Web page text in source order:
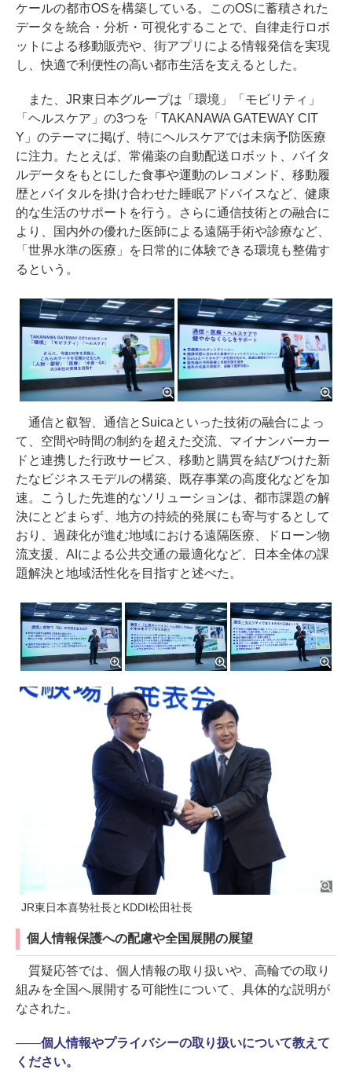
ケールの都市OSを構築している。このOSに蓄積された
データを統合・分析・可視化することで、自律走行ロボ
ットによる移動販売や、街アプリによる情報発信を実現
し、快適で利便性の高い都市生活を支えるとした。
また、JR東日本グループは「環境」「モビリティ」
「ヘルスケア」の3つを「TAKANAWA GATEWAY CIT
Y」のテーマに掲げ、特にヘルスケアでは未病予防医療
に注力。たとえば、常備薬の自動配送ロボット、バイタ
ルデータをもとにした食事や運動のレコメンド、移動履
歴とバイタルを掛け合わせた睡眠アドバイスなど、健康
的な生活のサポートを行う。さらに通信技術との融合に
より、国内外の優れた医師による遠隔手術や診療など、
「世界水準の医療」を日常的に体験できる環境も整備す
るという。
通信と叡智、通信とSuicaといった技術の融合によっ
て、空間や時間の制約を超えた交流、マイナンバーカー
ドと連携した行政サービス、移動と購買を結びつけた新
たなビジネスモデルの構築、既存事業の高度化などを加
速。こうした先進的なソリューションは、都市課題の解
決にとどまらず、地方の持続的発展にも寄与するとして
おり、過疎化が進む地域における遠隔医療、ドローン物
流支援、AIによる公共交通の最適化など、日本全体の課
題解決と地域活性化を目指すと述べた。
JR東日本喜㔟社長とKDDI松田社長
個人情報保護への配慮や全国展開の展望
質疑応答では、個人情報の取り扱いや、高輪での取り
組みを全国へ展開する可能性について、具体的な説明が
なされた。
――個人情報やプライバシーの取り扱いについて教えて
ください。